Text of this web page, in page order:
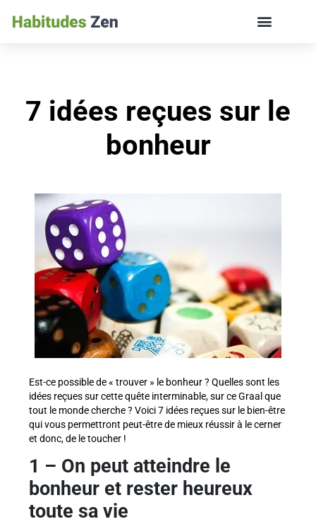
7 idées reçues sur le
bonheur
Est-ce possible de « trouver » le bonheur ? Quelles sont les
idées reçues sur cette quête interminable, sur ce Graal que
tout le monde cherche ? Voici 7 idées reçues sur le bien-être
qui vous permettront peut-être de mieux réussir à le cerner
et donc, de le toucher !
1 – On peut atteindre le
bonheur et rester heureux
toute sa vie